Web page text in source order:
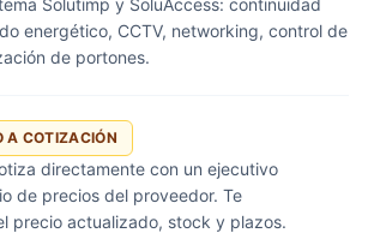
Solutimp y SoluAccess: continuidad
energético, CCTV, networking, control de
de portones.
A COTIZACIÓN
directamente con un ejecutivo
de precios del proveedor. Te
precio actualizado, stock y plazos.